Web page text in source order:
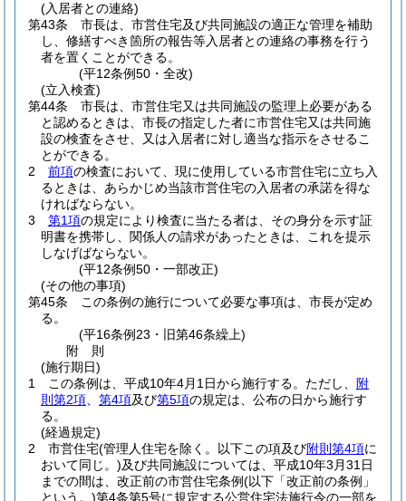
(入居者との連絡)
第43条
市長は、市営住宅及び共同施設の適正な管理を補助
し、修繕すべき箇所の報告等入居者との連絡の事務を行う
者を置くことができる。
(平12条例50・全改)
(立入検査)
第44条
市長は、市営住宅又は共同施設の監理上必要がある
と認めるときは、市長の指定した者に市営住宅又は共同施
設の検査をさせ、又は入居者に対し適当な指示をさせるこ
とができる。
2
前項の検査において、現に使用している市営住宅に立ち入
るときは、あらかじめ当該市営住宅の入居者の承諾を得な
ければならない。
3
第1項の規定により検査に当たる者は、その身分を示す証
明書を携帯し、関係人の請求があったときは、これを提示
しなげばならない。
(平12条例50・一部改正)
(その他の事項)
第45条
この条例の施行について必要な事項は、市長が定め
る。
(平16条例23・旧第46条繰上)
附 則
(施行期日)
1
この条例は、平成10年4月1日から施行する。 ただし、
附
則第2項
第4項及び第5項の規定は、公布の日から施行す
る。
(経過規定)
2
市営住宅(管理人住宅を除く。以下この項及び附則第4項に
おいて同じ。)及び共同施設については、平成10年3月31日
までの間は、改正前の市営住宅条例(以下「改正前の条例」
という。)第4条第5号に規定する公営住宅法施行令の一部を